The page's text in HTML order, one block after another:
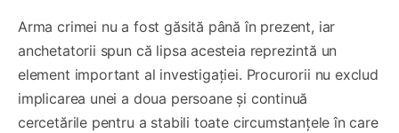
Arma crimei nu a fost găsită până în prezent, iar
anchetatorii spun că lipsa acesteia reprezintă un
element important al investigației. Procurorii nu exclud
implicarea unei a doua persoane și continuă
cercetările pentru a stabili toate circumstanțele în care